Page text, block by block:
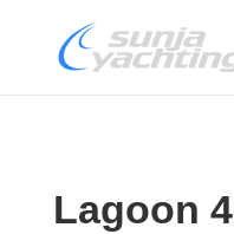
Lagoon